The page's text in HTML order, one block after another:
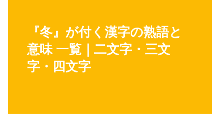
『冬』が付く漢字の熟語と
意味 一覧｜二文字・三文
字・四文字